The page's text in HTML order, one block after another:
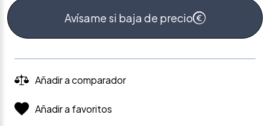
Avísame si baja de precio
Añadir a comparador
Añadir a favoritos